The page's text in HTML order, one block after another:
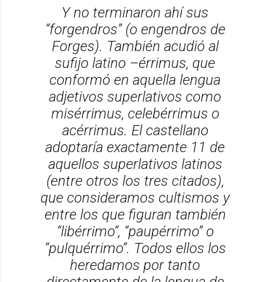
Y no terminaron ahí sus
“forgendros” (o engendros de
Forges). También acudió al
sufijo latino –érrimus, que
conformó en aquella lengua
adjetivos superlativos como
misérrimus, celebérrimus o
acérrimus. El castellano
adoptaría exactamente 11 de
aquellos superlativos latinos
(entre otros los tres citados),
que consideramos cultismos y
entre los que figuran también
“libérrimo”, “paupérrimo” o
“pulquérrimo”. Todos ellos los
heredamos por tanto